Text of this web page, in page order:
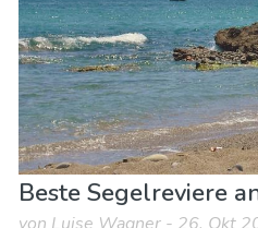
Beste Segelreviere